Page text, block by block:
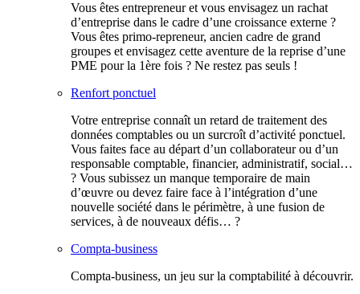
Vous êtes entrepreneur et vous envisagez un rachat
d’entreprise dans le cadre d’une croissance externe ?
Vous êtes primo-repreneur, ancien cadre de grand
groupes et envisagez cette aventure de la reprise d’une
PME pour la 1ère fois ? Ne restez pas seuls !
Renfort ponctuel
Votre entreprise connaît un retard de traitement des
données comptables ou un surcroît d’activité ponctuel.
Vous faites face au départ d’un collaborateur ou d’un
responsable comptable, financier, administratif, social…
? Vous subissez un manque temporaire de main
d’œuvre ou devez faire face à l’intégration d’une
nouvelle société dans le périmètre, à une fusion de
services, à de nouveaux défis… ?
Compta-business
Compta-business, un jeu sur la comptabilité à découvrir.